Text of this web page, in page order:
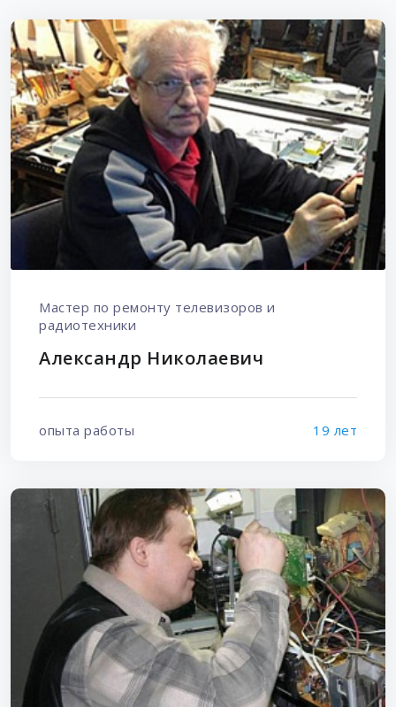
Мастер по ремонту телевизоров и
радиотехники
Александр Николаевич
опыта работы 19 лет